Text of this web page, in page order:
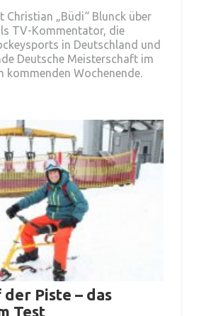
Christian „Büdi“ Blunck über
TV-Kommentator, die
in Deutschland und
Deutsche Meisterschaft im
kommenden Wochenende.
Piste – das
Test